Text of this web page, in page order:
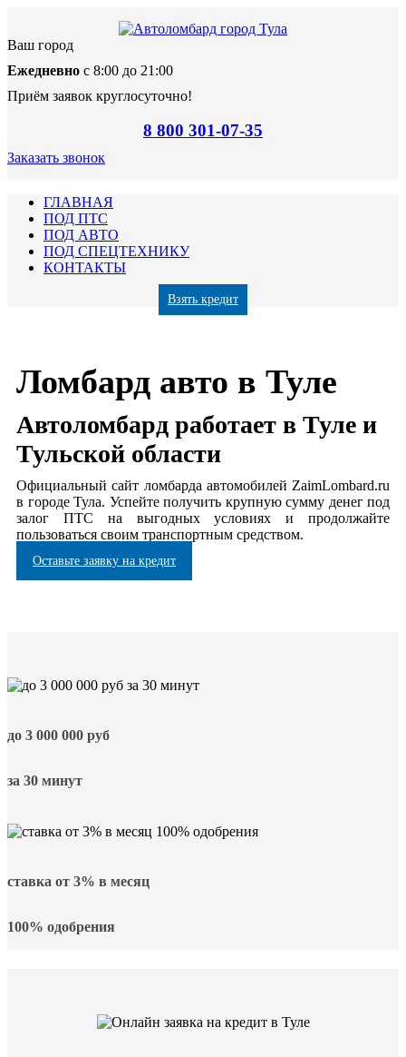
Ваш город
Ежедневно с 8:00 до 21:00
Приём заявок круглосуточно!
8 800 301-07-35
Заказать звонок
ГЛАВНАЯ
ПОД ПТС
ПОД АВТО
ПОД СПЕЦТЕХНИКУ
КОНТАКТЫ
Взять кредит
Ломбард авто в Туле
Автоломбард работает в Туле и
Тульской области
Официальный сайт ломбарда автомобилей ZaimLombard.ru
в городе Тула. Успейте получить крупную сумму денег под
залог ПТС на выгодных условиях и продолжайте
пользоваться своим транспортным средством.
Оставьте заявку на кредит
до 3 000 000 руб
за 30 минут
ставка от 3% в месяц
100% одобрения